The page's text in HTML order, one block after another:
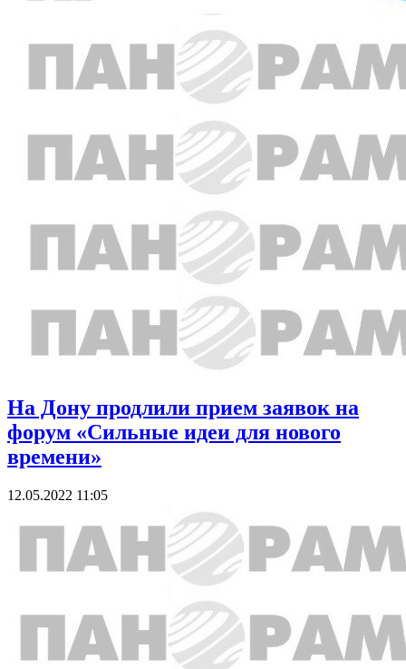
На Дону продлили прием заявок на
форум «Сильные идеи для нового
времени»
12.05.2022 11:05